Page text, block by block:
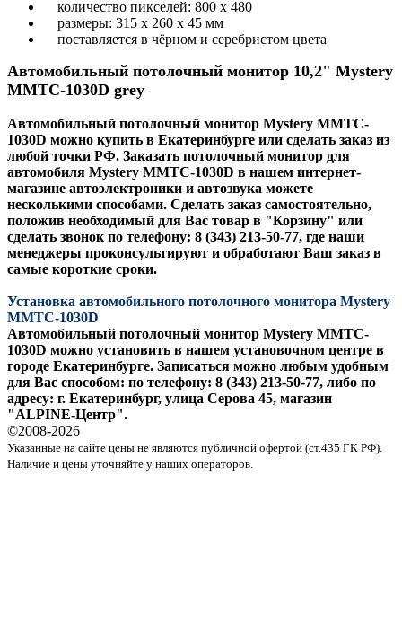
количество пикселей: 800 х 480
размеры: 315 х 260 х 45 мм
поставляется в чёрном и серебристом цвета
Автомобильный потолочный монитор 10,2" Mystery
MMTC-1030D grey
Автомобильный потолочный монитор Mystery MMTC-
1030D можно купить в Екатеринбурге или сделать заказ из
любой точки РФ. Заказать потолочный монитор для
автомобиля Mystery MMTC-1030D в нашем интернет-
магазине автоэлектроники и автозвука можете
несколькими способами. Сделать заказ самостоятельно,
положив необходимый для Вас товар в "Корзину" или
сделать звонок по телефону: 8 (343) 213-50-77, где наши
менеджеры проконсультируют и обработают Ваш заказ в
самые короткие сроки.
Установка автомобильного потолочного монитора Mystery
MMTC-1030D
Автомобильный потолочный монитор Mystery MMTC-
1030D можно установить в нашем установочном центре в
городе Екатеринбурге. Записаться можно любым удобным
для Вас способом: по телефону: 8 (343) 213-50-77, либо по
адресу: г. Екатеринбург, улица Серова 45, магазин
"ALPINE-Центр".
©2008-2026
Указанные на сайте цены не являются публичной офертой (ст.435 ГК РФ).
Наличие и цены уточняйте у наших операторов.